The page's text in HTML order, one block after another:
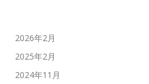
2026年2月
2025年2月
2024年11月